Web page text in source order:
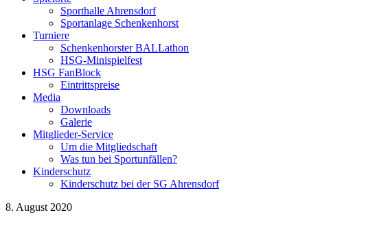
Sporthalle Ahrensdorf
Sportanlage Schenkenhorst
Turniere
Schenkenhorster BALLathon
HSG-Minispielfest
HSG FanBlock
Eintrittspreise
Media
Downloads
Galerie
Mitglieder-Service
Um die Mitgliedschaft
Was tun bei Sportunfällen?
Kinderschutz
Kinderschutz bei der SG Ahrensdorf
8. August 2020